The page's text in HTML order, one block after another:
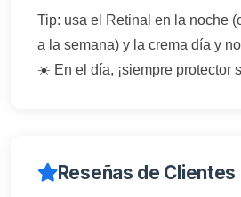
Tip: usa el Retinal en la noche
a la semana) y la crema día y
☀️ En el día, ¡siempre protector
Reseñas de Clientes